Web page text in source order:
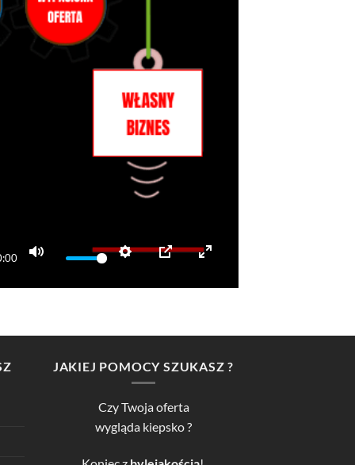
FULLSCREEN
JAKIEJ POMOCY SZUKASZ ?
Czy Twoja oferta
wygląda kiepsko ?